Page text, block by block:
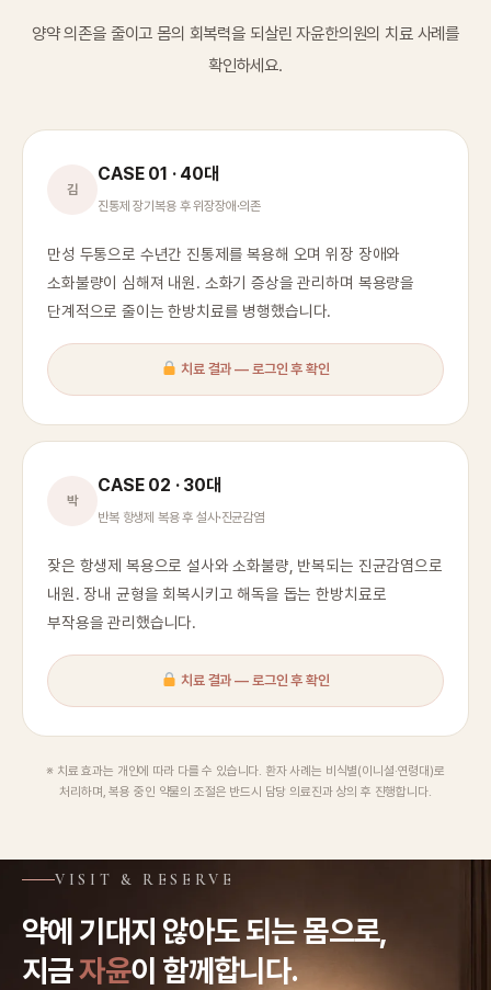
양약 의존을 줄이고 몸의 회복력을 되살린 자윤한의원의 치료 사례를
확인하세요.
김
CASE 01 · 40대
진통제 장기복용 후 위장장애·의존
만성 두통으로 수년간 진통제를 복용해 오며 위장 장애와
소화불량이 심해져 내원. 소화기 증상을 관리하며 복용량을
단계적으로 줄이는 한방치료를 병행했습니다.
치료 결과 — 로그인 후 확인
박
CASE 02 · 30대
반복 항생제 복용 후 설사·진균감염
잦은 항생제 복용으로 설사와 소화불량, 반복되는 진균감염으로
내원. 장내 균형을 회복시키고 해독을 돕는 한방치료로
부작용을 관리했습니다.
치료 결과 — 로그인 후 확인
※ 치료 효과는 개인에 따라 다를 수 있습니다. 환자 사례는 비식별(이니셜·연령대)로
처리하며, 복용 중인 약물의 조절은 반드시 담당 의료진과 상의 후 진행합니다.
VISIT & RESERVE
약에 기대지 않아도 되는 몸으로,
지금자윤이 함께합니다.